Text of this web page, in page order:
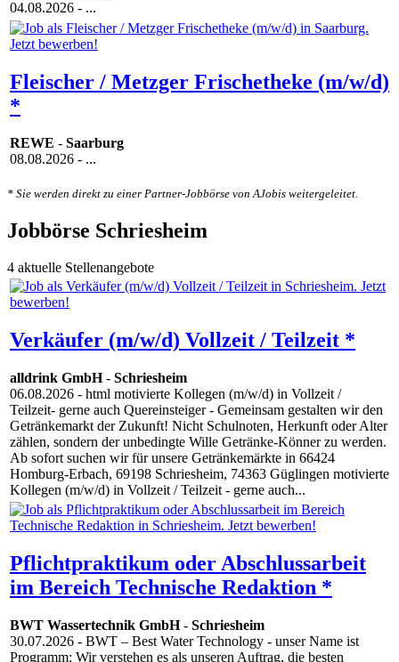
04.08.2026 - ...
Fleischer / Metzger Frischetheke (m/w/d)
*
REWE - Saarburg
08.08.2026 - ...
* Sie werden direkt zu einer Partner-Jobbörse von AJobis weitergeleitet.
Jobbörse Schriesheim
4 aktuelle Stellenangebote
Verkäufer (m/w/d) Vollzeit / Teilzeit *
alldrink GmbH- Schriesheim
06.08.2026 - html motivierte Kollegen (m/w/d) in Vollzeit /
Teilzeit- gerne auch Quereinsteiger - Gemeinsam gestalten wir den
Getränkemarkt der Zukunft! Nicht Schulnoten, Herkunft oder Alter
zählen, sondern der unbedingte Wille Getränke-Könner zu werden.
Ab sofort suchen wir für unsere Getränkemärkte in 66424
Homburg-Erbach, 69198 Schriesheim, 74363 Güglingen motivierte
Kollegen (m/w/d) in Vollzeit / Teilzeit - gerne auch...
Pflichtpraktikum oder Abschlussarbeit
im Bereich Technische Redaktion *
BWT Wassertechnik GmbH- Schriesheim
30.07.2026 - BWT – Best Water Technology - unser Name ist
Programm: Wir verstehen es als unseren Auftrag, die besten